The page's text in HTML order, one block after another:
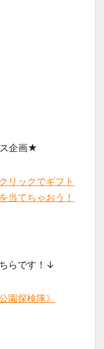
企画★
リックでギフト
当てちゃおう！
らです！↓
園探検隊》